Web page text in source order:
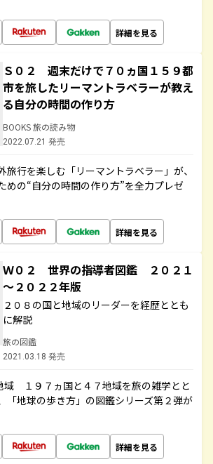
詳細を見る
Ｓ０２ 週末だけで７０ヵ国１５９都
市を旅したリーマントラベラーが教え
る自分の時間の作り方
BOOKS 旅の読み物
2022.07.21 発売
旅行を楽しむ「リーマントラベラー」が、
めの“自分の時間の作り方”を全力プレゼ
詳細を見る
Ｗ０２ 世界の指導者図鑑 ２０２１
～２０２２年版
２０８の国と地域のリーダーを経歴ととも
に解説
旅の図鑑
2021.03.18 発売
域 １９７ヵ国と４７地域を旅の雑学とと
「地球の歩き方」の図鑑シリーズ第２弾が
詳細を見る